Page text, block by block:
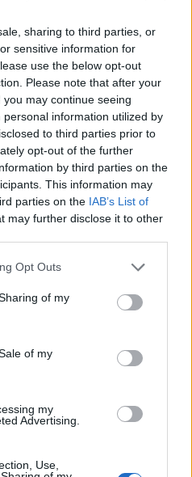
sharing to third parties, or
sensitive information for
use the below opt-out
Please note that after your
may continue seeing
information utilized by
to third parties prior to
opt-out of the further
by third parties on the
This information may
parties on the IAB’s List of
may further disclose it to other
uses one or more Google
behaviour. You may click to
and its third-party tags to
purposes in below Google
Opt Outs
of my
of my
my
Advertising.
Use,